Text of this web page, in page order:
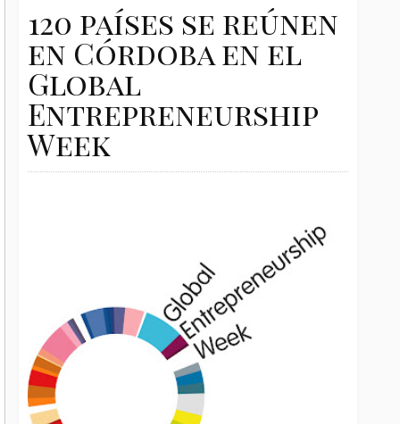
120 países se reúnen
en Córdoba en el
Global
Entrepreneurship
Week